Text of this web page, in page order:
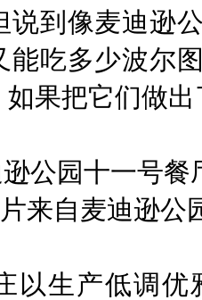
说到像麦迪逊
能吃多少波尔
果把它们做
公园十一号
来自麦迪逊公
以生产低调优